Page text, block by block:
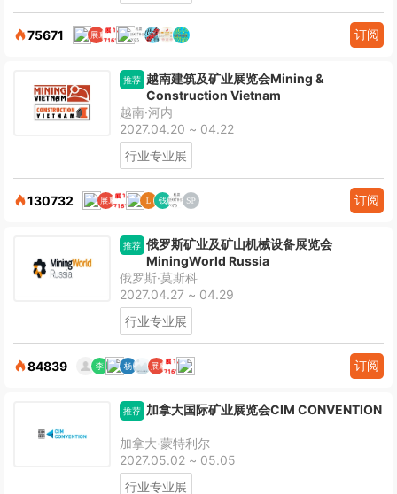
75671 订阅
推荐 越南建筑及矿业展览会Mining &
Construction Vietnam
越南·河内
2027.04.20 ~ 04.22
行业专业展
130732 订阅
推荐 俄罗斯矿业及矿山机械设备展览会
MiningWorld Russia
俄罗斯·莫斯科
2027.04.27 ~ 04.29
行业专业展
84839 订阅
推荐 加拿大国际矿业展览会CIM CONVENTION
加拿大·蒙特利尔
2027.05.02 ~ 05.05
行业专业展